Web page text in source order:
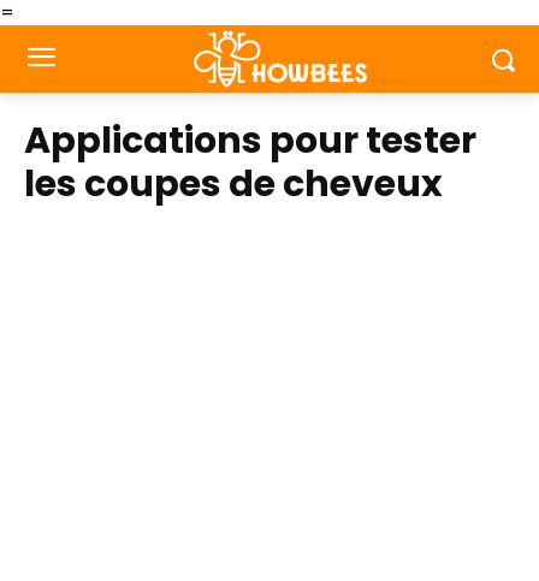
=
Applications pour tester
les coupes de cheveux